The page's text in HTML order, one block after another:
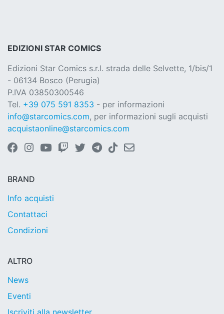
EDIZIONI STAR COMICS
Edizioni Star Comics s.r.l. strada delle Selvette, 1/bis/1
- 06134 Bosco (Perugia)
P.IVA 03850300546
Tel. +39 075 591 8353 - per informazioni
info@starcomics.com, per informazioni sugli acquisti
acquistaonline@starcomics.com
BRAND
Info acquisti
Contattaci
Condizioni
ALTRO
News
Eventi